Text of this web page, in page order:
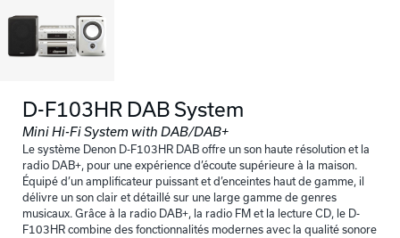
D-F103HR DAB System
Mini Hi-Fi System with DAB/DAB+
Le système Denon D-F103HR DAB offre un son haute résolution et la
radio DAB+, pour une expérience d’écoute supérieure à la maison.
Équipé d’un amplificateur puissant et d’enceintes haut de gamme, il
délivre un son clair et détaillé sur une large gamme de genres
musicaux. Grâce à la radio DAB+, la radio FM et la lecture CD, le D-
F103HR combine des fonctionnalités modernes avec la qualité sonore